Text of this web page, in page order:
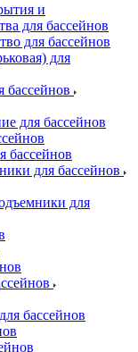
и
для бассейнов
для бассейнов
для
бассейнов
для бассейнов
бассейнов
для бассейнов
для
бассейнов